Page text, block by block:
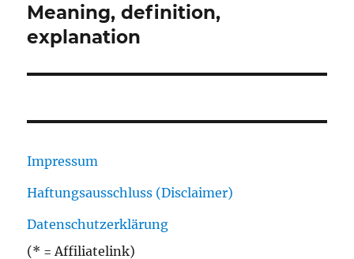
Beitrag:
Meaning, definition,
explanation
Impressum
Haftungsausschluss (Disclaimer)
Datenschutzerklärung
(* = Affiliatelink)